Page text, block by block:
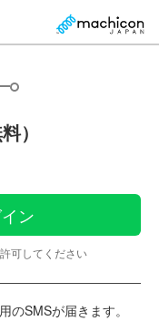
）
ン
可してください
のSMSが届きます。